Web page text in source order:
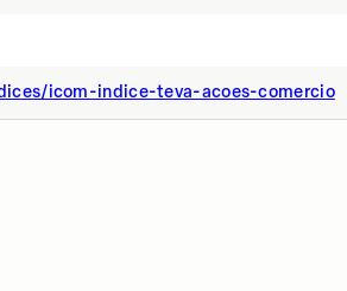
icom-indice-teva-acoes-comercio